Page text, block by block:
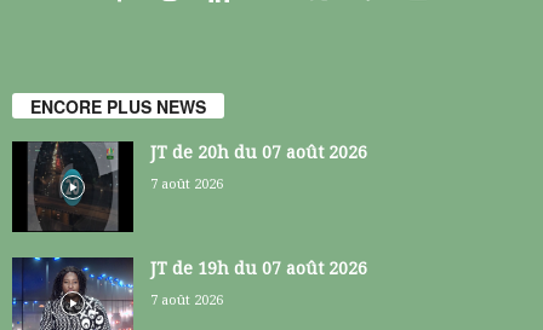
ENCORE PLUS NEWS
JT de 20h du 07 août 2026
7 août 2026
JT de 19h du 07 août 2026
7 août 2026